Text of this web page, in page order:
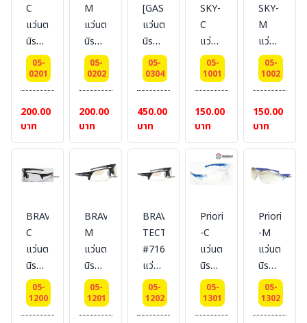
C
แว่นตา
นิรภัย
เลนส์
ใส
ยี่ห้อ
BESTSAFE
05-
0201
200.00
บาท
M
แว่นตา
นิรภัย
เลนส์
ฉาบ
ปรอท
ยี่ห้อ
BESTSAFE
05-
0202
200.00
บาท
[GAS003]
แว่นตา
นิรภัย
เลนส์
Super
Lens
ยี่ห้อ
BESTSAFE
05-
0304
450.00
บาท
SKY-
C
แว่นตา
นิรภัย
เลนส์
ใส
ยี่ห้อ
BESTSAFE
05-
1001
150.00
บาท
SKY-
M
แว่นตา
นิรภัย
เลนส์
ใส
ฉาบ
ปรอท
ยี่ห้อ
05-
1002
150.00
บาท
BRAVO-
C
แว่นตา
นิรภัย
เลนส์
ใส #
BESTSAFE
05-
1200
BRAVO-
M
แว่นตา
นิรภัย
เลนส์
ใส
ฉาบ
05-
1201
BRAVO
TECTICAL
#716
แว่นตา
นิรภัย
เลนส์
Phtochromatic
05-
1202
Priority
-C
แว่นตา
นิรภัย
เลนส์
ใส #
BESTSAFE
05-
1301
Priority
-M
แว่นตา
นิรภัย
เลนส์
ใส
ฉาบ
05-
1302